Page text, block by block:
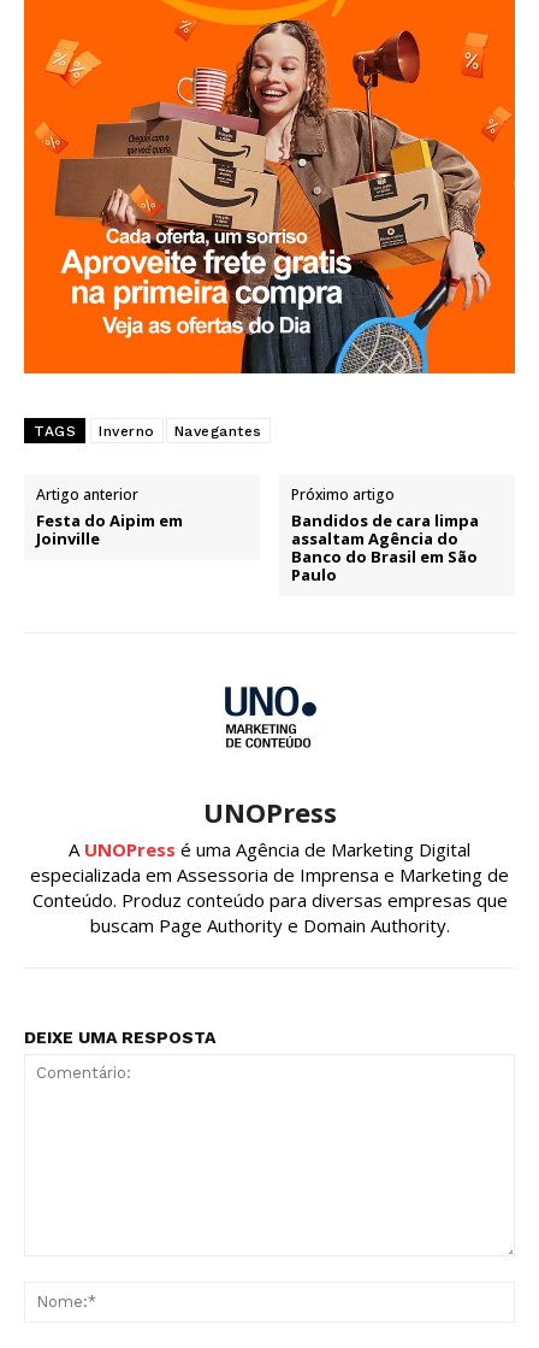
TAGS Inverno Navegantes
Artigo anterior
Festa do Aipim em
Joinville
Próximo artigo
Bandidos de cara limpa
assaltam Agência do
Banco do Brasil em São
Paulo
UNOPress
A UNOPress é uma Agência de Marketing Digital
especializada em Assessoria de Imprensa e Marketing de
Conteúdo. Produz conteúdo para diversas empresas que
buscam Page Authority e Domain Authority.
DEIXE UMA RESPOSTA